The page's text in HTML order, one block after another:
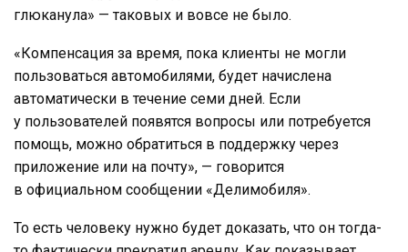
глюканула» — таковых и вовсе не было.
«Компенсация за время, пока клиенты не могли
пользоваться автомобилями, будет начислена
автоматически в течение семи дней. Если
у пользователей появятся вопросы или потребуется
помощь, можно обратиться в поддержку через
приложение или на почту», — говорится
в официальном сообщении «Делимобиля».
То есть человеку нужно будет доказать, что он тогда-